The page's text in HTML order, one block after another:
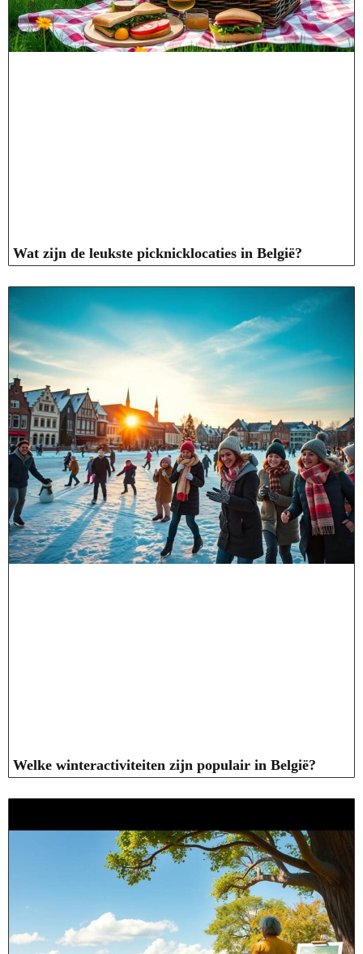
Wat zijn de leukste picknicklocaties in België?
Welke winteractiviteiten zijn populair in België?